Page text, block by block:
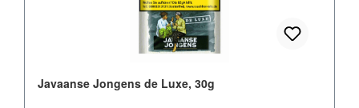
Javaanse Jongens de Luxe, 30g